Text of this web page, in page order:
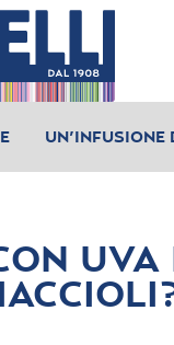
UN’INFUSIONE
UVA